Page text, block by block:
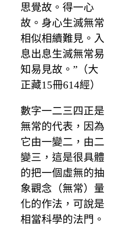
思覺故。得一心
故。身心生滅無常
相似相續難見。入
息出息生滅無常易
知易見故。”（大
正藏15冊614經）
數字一二三四正是
無常的代表，因為
它由一變二，由二
變三，這是很具體
的把一個虛無的抽
象觀念（無常）量
化的作法，可說是
相當科學的法門。